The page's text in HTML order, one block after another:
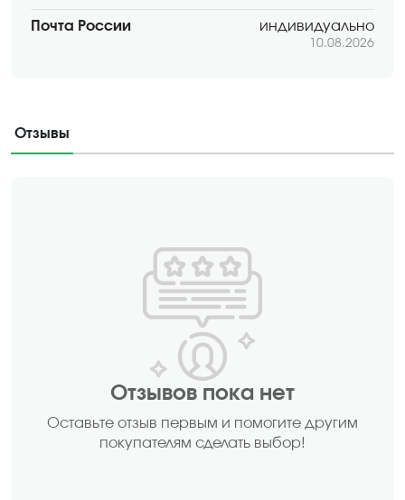
Почта России индивидуально
10.08.2026
Отзывы
Отзывов пока нет
Оставьте отзыв первым и помогите другим
покупателям сделать выбор!